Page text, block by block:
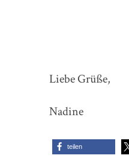
Liebe Grüße,
Nadine
teilen